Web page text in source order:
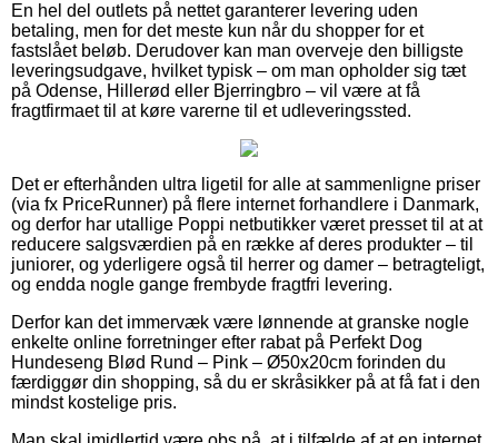
En hel del outlets på nettet garanterer levering uden
betaling, men for det meste kun når du shopper for et
fastslået beløb. Derudover kan man overveje den billigste
leveringsudgave, hvilket typisk – om man opholder sig tæt
på Odense, Hillerød eller Bjerringbro – vil være at få
fragtfirmaet til at køre varerne til et udleveringssted.
Det er efterhånden ultra ligetil for alle at sammenligne priser
(via fx PriceRunner) på flere internet forhandlere i Danmark,
og derfor har utallige Poppi netbutikker været presset til at at
reducere salgsværdien på en række af deres produkter – til
juniorer, og yderligere også til herrer og damer – betragteligt,
og endda nogle gange frembyde fragtfri levering.
Derfor kan det immervæk være lønnende at granske nogle
enkelte online forretninger efter rabat på Perfekt Dog
Hundeseng Blød Rund – Pink – Ø50x20cm forinden du
færdiggør din shopping, så du er skråsikker på at få fat i den
mindst kostelige pris.